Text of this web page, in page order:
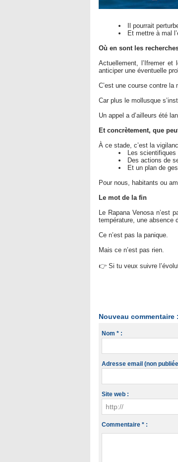
Il pourrait
Et mettre à mal
Où en sont les
Actuellement, l’Ifremer et
anticiper une éventuelle
C’est une course contre la
Car plus le mollusque
Un appel a d’ailleurs été
Et concrètement, que
À ce stade, c’est la
Les
Des actions de
Et un plan de
Pour nous, habitants ou
Le mot de la fin
Le Rapana Venosa n’est
température, une absence
Ce n’est pas la panique.
Mais ce n’est pas rien.
👉 Si tu veux suivre
Nouveau commentaire :
Nom * :
Adresse email (non
Site web :
Commentaire * :